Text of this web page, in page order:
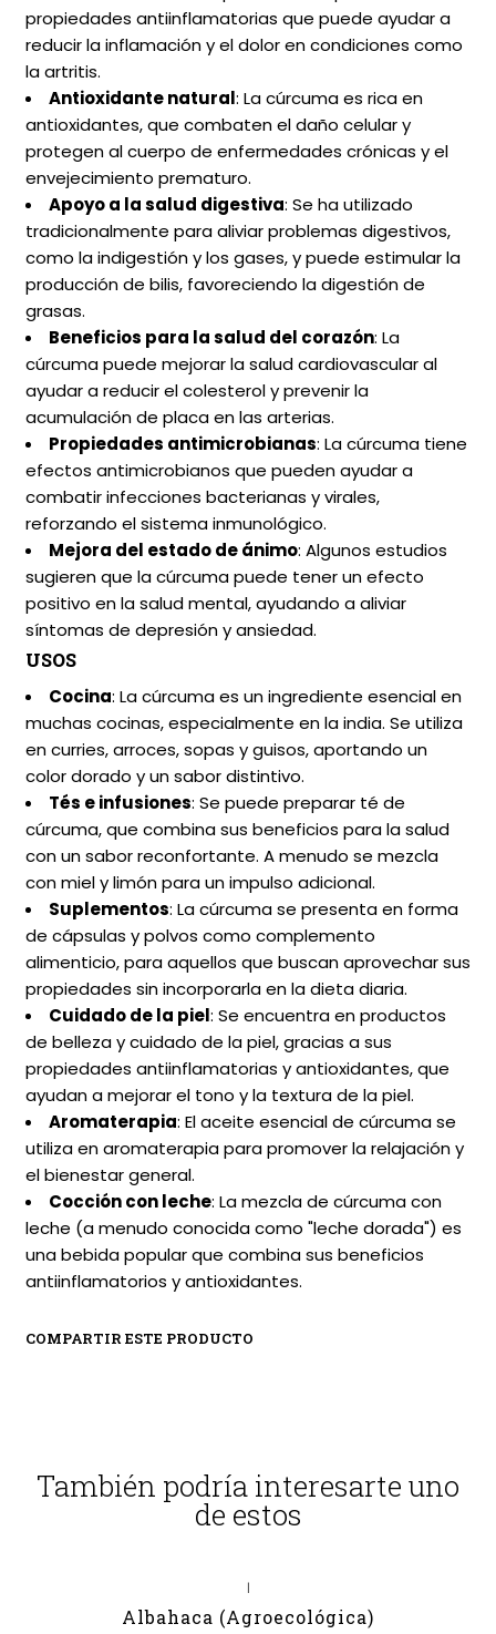
propiedades antiinflamatorias que puede ayudar a
reducir la inflamación y el dolor en condiciones como
la artritis.
Antioxidante natural: La cúrcuma es rica en
antioxidantes, que combaten el daño celular y
protegen al cuerpo de enfermedades crónicas y el
envejecimiento prematuro.
Apoyo a la salud digestiva: Se ha utilizado
tradicionalmente para aliviar problemas digestivos,
como la indigestión y los gases, y puede estimular la
producción de bilis, favoreciendo la digestión de
grasas.
Beneficios para la salud del corazón: La
cúrcuma puede mejorar la salud cardiovascular al
ayudar a reducir el colesterol y prevenir la
acumulación de placa en las arterias.
Propiedades antimicrobianas: La cúrcuma tiene
efectos antimicrobianos que pueden ayudar a
combatir infecciones bacterianas y virales,
reforzando el sistema inmunológico.
Mejora del estado de ánimo: Algunos estudios
sugieren que la cúrcuma puede tener un efecto
positivo en la salud mental, ayudando a aliviar
síntomas de depresión y ansiedad.
USOS
Cocina: La cúrcuma es un ingrediente esencial en
muchas cocinas, especialmente en la india. Se utiliza
en curries, arroces, sopas y guisos, aportando un
color dorado y un sabor distintivo.
Tés e infusiones: Se puede preparar té de
cúrcuma, que combina sus beneficios para la salud
con un sabor reconfortante. A menudo se mezcla
con miel y limón para un impulso adicional.
Suplementos: La cúrcuma se presenta en forma
de cápsulas y polvos como complemento
alimenticio, para aquellos que buscan aprovechar sus
propiedades sin incorporarla en la dieta diaria.
Cuidado de la piel: Se encuentra en productos
de belleza y cuidado de la piel, gracias a sus
propiedades antiinflamatorias y antioxidantes, que
ayudan a mejorar el tono y la textura de la piel.
Aromaterapia: El aceite esencial de cúrcuma se
utiliza en aromaterapia para promover la relajación y
el bienestar general.
Cocción con leche: La mezcla de cúrcuma con
leche (a menudo conocida como "leche dorada") es
una bebida popular que combina sus beneficios
antiinflamatorios y antioxidantes.
COMPARTIR ESTE PRODUCTO
También podría interesarte uno
de estos
|
Albahaca (Agroecológica)